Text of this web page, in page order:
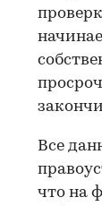
Все
что на